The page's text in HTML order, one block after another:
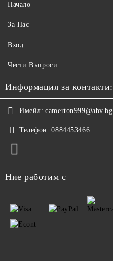
Начало
За Нас
Вход
Чести Въпроси
Информация за контакти:
Имейл: camerton999@abv.bg
Телефон: 0884453466
Ние работим с